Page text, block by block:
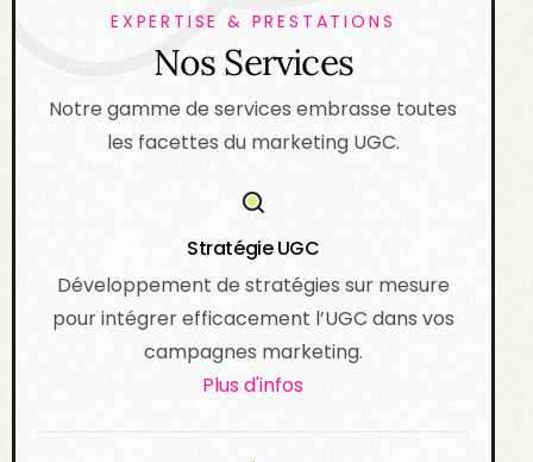
EXPERTISE & PRESTATIONS
Nos Services
Notre gamme de services embrasse toutes
les facettes du marketing UGC.
Stratégie UGC
Développement de stratégies sur mesure
pour intégrer efficacement l’UGC dans vos
campagnes marketing.
Plus d'infos